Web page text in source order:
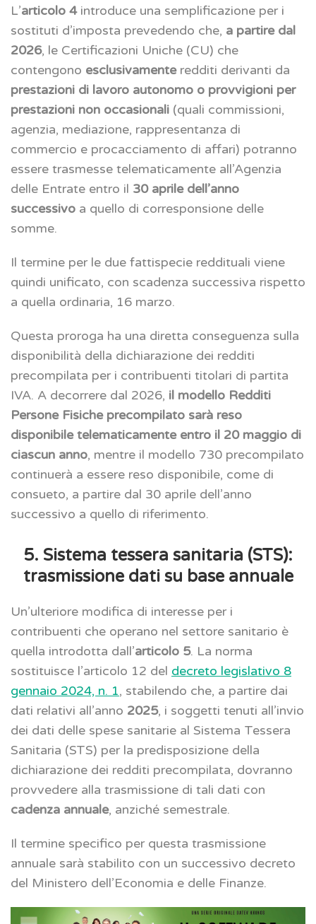
L’articolo 4introduce una semplificazione per i
sostituti d’imposta prevedendo che, a partire dal
2026, le Certificazioni Uniche (CU) che
contengono esclusivamenteredditi derivanti da
prestazioni di lavoro autonomo o provvigioni per
prestazioni non occasionali (quali commissioni,
agenzia, mediazione, rappresentanza di
commercio e procacciamento di affari) potranno
essere trasmesse telematicamente all’Agenzia
delle Entrate entro il 30 aprile dell’anno
successivo a quello di corresponsione delle
somme.
Il termine per le due fattispecie reddituali viene
quindi unificato, con scadenza successiva rispetto
a quella ordinaria, 16 marzo.
Questa proroga ha una diretta conseguenza sulla
disponibilità della dichiarazione dei redditi
precompilata per i contribuenti titolari di partita
IVA. A decorrere dal 2026, il modello Redditi
Persone Fisiche precompilato sarà reso
disponibile telematicamente entro il 20 maggio di
ciascun anno, mentre il modello 730 precompilato
continuerà a essere reso disponibile, come di
consueto, a partire dal 30 aprile dell’anno
successivo a quello di riferimento.
5. Sistema tessera sanitaria (STS):
trasmissione dati su base annuale
Un’ulteriore modifica di interesse per i
contribuenti che operano nel settore sanitario è
quella introdotta dall’articolo 5. La norma
sostituisce l’articolo 12 del decreto legislativo 8
gennaio 2024, n. 1, stabilendo che, a partire dai
dati relativi all’anno 2025, i soggetti tenuti all’invio
dei dati delle spese sanitarie al Sistema Tessera
Sanitaria (STS) per la predisposizione della
dichiarazione dei redditi precompilata, dovranno
provvedere alla trasmissione di tali dati con
cadenza annuale, anziché semestrale.
Il termine specifico per questa trasmissione
annuale sarà stabilito con un successivo decreto
del Ministero dell’Economia e delle Finanze.